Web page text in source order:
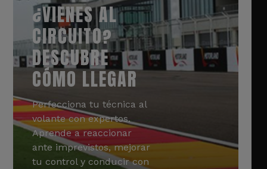
¿VIENES AL
CIRCUITO?
DESCUBRE
CÓMO LLEGAR
Perfecciona tu técnica al
volante con expertos.
Aprende a reaccionar
ante imprevistos, mejorar
tu control y conducir con